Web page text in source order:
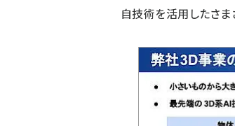
自技術を活用したさ